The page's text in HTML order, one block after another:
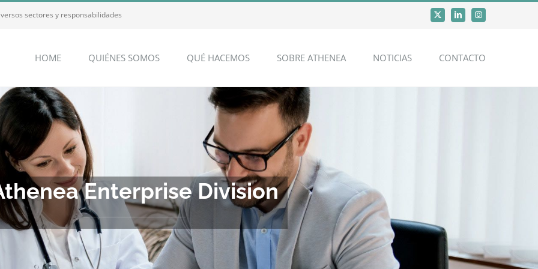
sectores y responsabilidades X LinkedInInstagram
HOME QUIÉNES SOMOS QUÉ HACEMOS SOBRE ATHENEA NOTICIAS CONTACTO
Enterprise Division